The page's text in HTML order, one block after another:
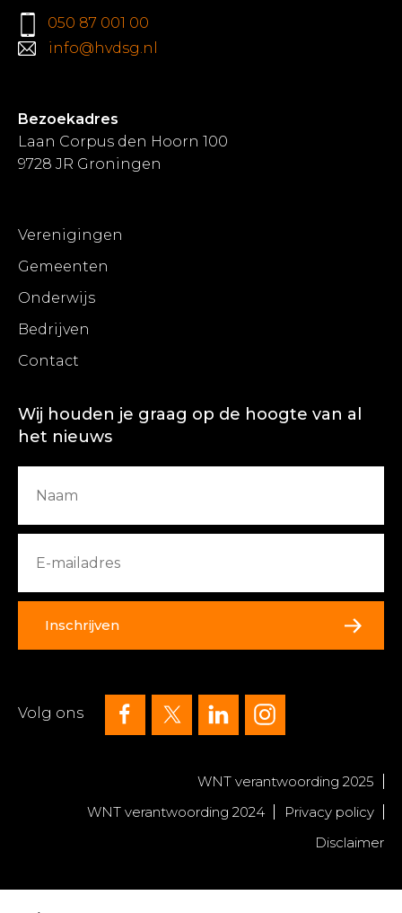
050 87 001 00
info@hvdsg.nl
Bezoekadres
Laan Corpus den Hoorn 100
9728 JR Groningen
Verenigingen
Gemeenten
Onderwijs
Bedrijven
Contact
Wij houden je graag op de hoogte van al
het nieuws
Inschrijven
Volg ons
WNT verantwoording 2025
WNT verantwoording 2024
Privacy policy
Disclaimer